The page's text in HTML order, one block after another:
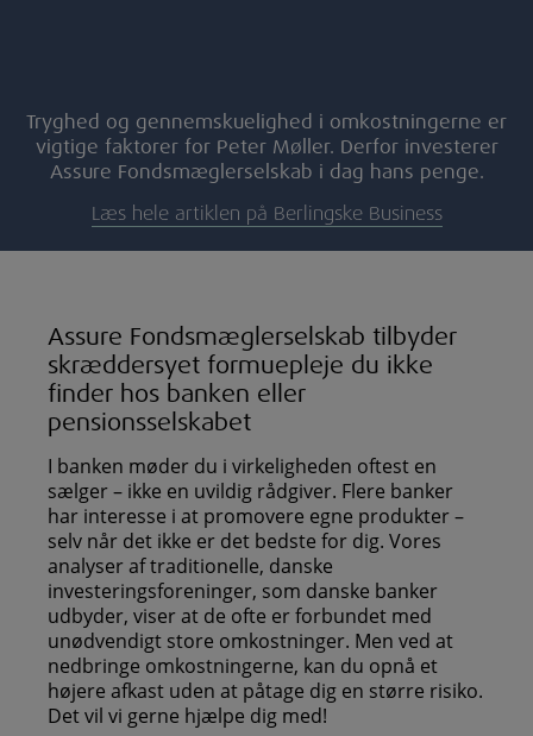
Tryghed og gennemskuelighed i omkostningerne er
vigtige faktorer for Peter Møller. Derfor investerer
Assure Fondsmæglerselskab i dag hans penge.
Læs hele artiklen på Berlingske Business
Assure Fondsmæglerselskab tilbyder
skræddersyet formuepleje du ikke
finder hos banken eller
pensionsselskabet
I banken møder du i virkeligheden oftest en
sælger – ikke en uvildig rådgiver. Flere banker
har interesse i at promovere egne produkter –
selv når det ikke er det bedste for dig. Vores
analyser af traditionelle, danske
investeringsforeninger, som danske banker
udbyder, viser at de ofte er forbundet med
unødvendigt store omkostninger. Men ved at
nedbringe omkostningerne, kan du opnå et
højere afkast uden at påtage dig en større risiko.
Det vil vi gerne hjælpe dig med!